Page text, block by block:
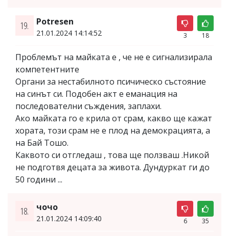
19. Potresen
21.01.2024 14:14:52 3 18
Проблемът на майката е , че не е сигнализирала
компетентните
Органи за нестабилното псичическо състояние
на синът си. Подобен акт е еманация на
последователни съждения, заплахи.
Ако майката го е крила от срам, какво ще кажат
хората, този срам не е плод на демокрацията, а
на Бай Тошо.
Каквото си отгледаш , това ще ползваш .Никой
не подготвя децата за живота. Дундуркат ги до
50 години ...
18. чочо
21.01.2024 14:09:40 6 35